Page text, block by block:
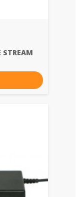
STREAM